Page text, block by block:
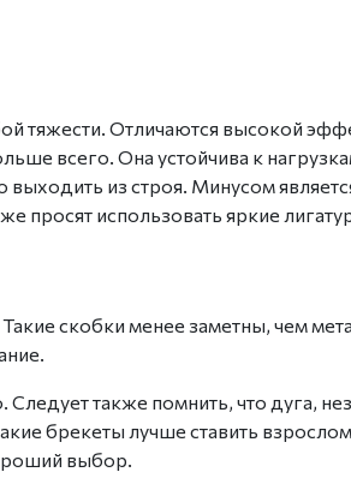
Отличаются высокой
всего. Она устойчива к
из строя. Минусом
просят использовать яркие
Такие скобки менее заметны, чем
также помнить, что дуга,
брекеты лучше ставить
выбор.